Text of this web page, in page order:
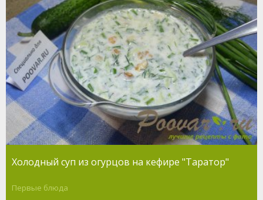
Холодный суп из огурцов на кефире "Таратор"
Первые блюда